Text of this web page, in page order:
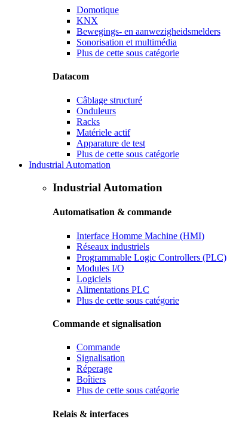
Domotique
KNX
Bewegings- en aanwezigheidsmelders
Sonorisation et multimédia
Plus de cette sous catégorie
Datacom
Câblage structuré
Onduleurs
Racks
Matériele actif
Apparature de test
Plus de cette sous catégorie
Industrial Automation
Industrial Automation
Automatisation & commande
Interface Homme Machine (HMI)
Réseaux industriels
Programmable Logic Controllers (PLC)
Modules I/O
Logiciels
Alimentations PLC
Plus de cette sous catégorie
Commande et signalisation
Commande
Signalisation
Réperage
Boîtiers
Plus de cette sous catégorie
Relais & interfaces